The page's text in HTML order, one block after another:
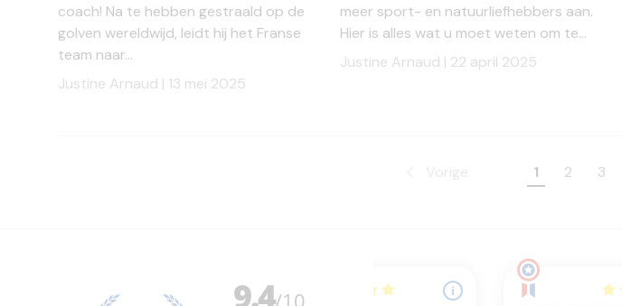
coach! Na te hebben gestraald op de
golven wereldwijd, leidt hij het Franse
team naar...
Justine Arnaud | 13 mei 2025
meer sport- en natuurliefhebbers aan.
Hier is alles wat u moet weten om te...
Justine Arnaud | 22 april 2025
1 2 3